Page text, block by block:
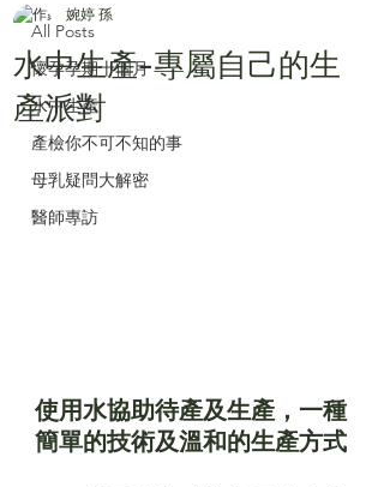
All Posts
懷孕孕期十個月
水中生產
產檢你不可不知的事
母乳疑問大解密
醫師專訪
水中生產-專屬自己的生
產派對
婉婷 孫
使用水協助待產及生產，一種
簡單的技術及溫和的生產方式